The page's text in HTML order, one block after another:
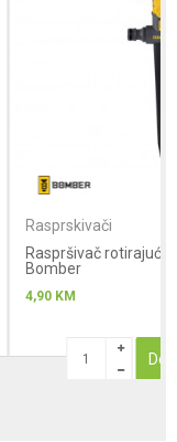
Rasprskivači
Raspršivač rotirajući-
Bomber
4,90 KM